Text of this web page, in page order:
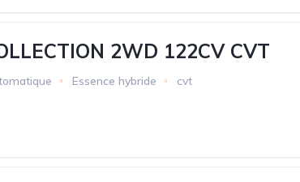
2WD 122CV CVT
Essence hybride cvt